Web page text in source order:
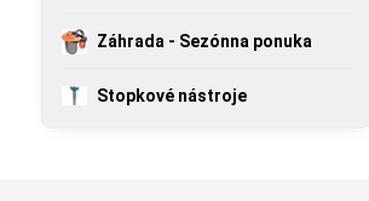
Záhrada - Sezónna ponuka
Stopkové nástroje